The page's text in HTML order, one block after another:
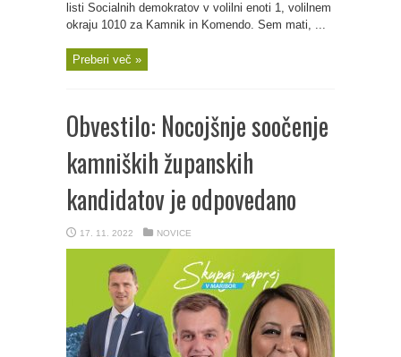
listi Socialnih demokratov v volilni enoti 1, volilnem
okraju 1010 za Kamnik in Komendo. Sem mati, ...
Preberi več »
Obvestilo: Nocojšnje soočenje
kamniških županskih
kandidatov je odpovedano
17. 11. 2022 NOVICE